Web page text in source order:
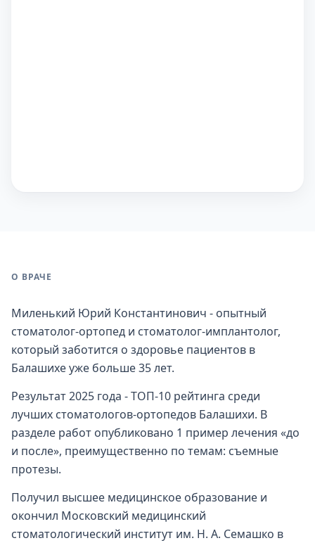
О ВРАЧЕ
Миленький Юрий Константинович - опытный
стоматолог-ортопед и стоматолог-имплантолог,
который заботится о здоровье пациентов в
Балашихе уже больше 35 лет.
Результат 2025 года - ТОП-10 рейтинга среди
лучших стоматологов-ортопедов Балашихи. В
разделе работ опубликовано 1 пример лечения «до
и после», преимущественно по темам: съемные
протезы.
Получил высшее медицинское образование и
окончил Московский медицинский
стоматологический институт им. Н. А. Семашко в